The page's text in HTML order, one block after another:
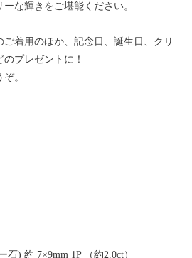
な輝きをご堪能ください。
着用のほか、記念日、誕生日、クリ
プレゼントに！
。
) 約 7×9mm 1P （約2.0ct）